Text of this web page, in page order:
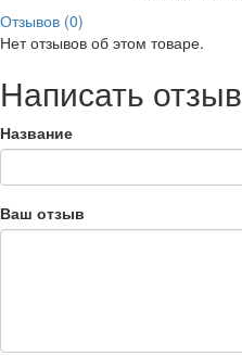
Отзывов (0)
Нет отзывов об этом товаре.
Написать отзыв
Название
Ваш отзыв